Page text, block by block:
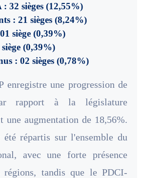
32 sièges (12,55%)
: 21 sièges (8,24%)
siège (0,39%)
(0,39%)
: 02 sièges (0,78%)
enregistre une progression de
rapport à la législature
une augmentation de 18,56%.
été répartis sur l'ensemble du
avec une forte présence
régions, tandis que le PDCI-